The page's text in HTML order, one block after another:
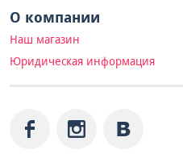
О компании
Наш магазин
Юридическая информация